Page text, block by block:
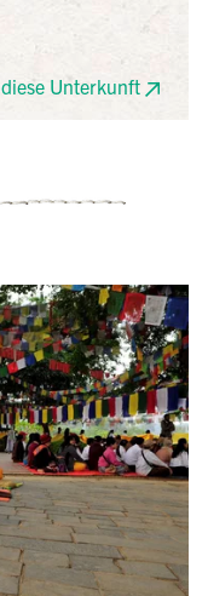
mit Elementen
bietet 33
Lage nahe
gelegen, ist es
Unterkunft